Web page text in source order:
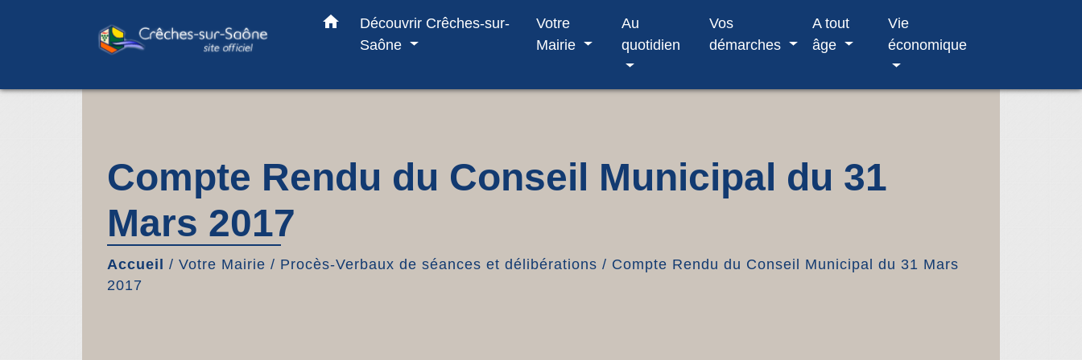
home
Découvrir Crêches-sur-
Saône
Votre
Mairie
Au
quotidien
Vos
démarches
A tout
âge
Vie
économique
Compte Rendu du Conseil Municipal du 31
Mars 2017
Accueil / Votre Mairie / Procès-Verbaux de séances et délibérations / Compte Rendu du Conseil Municipal du 31 Mars
2017